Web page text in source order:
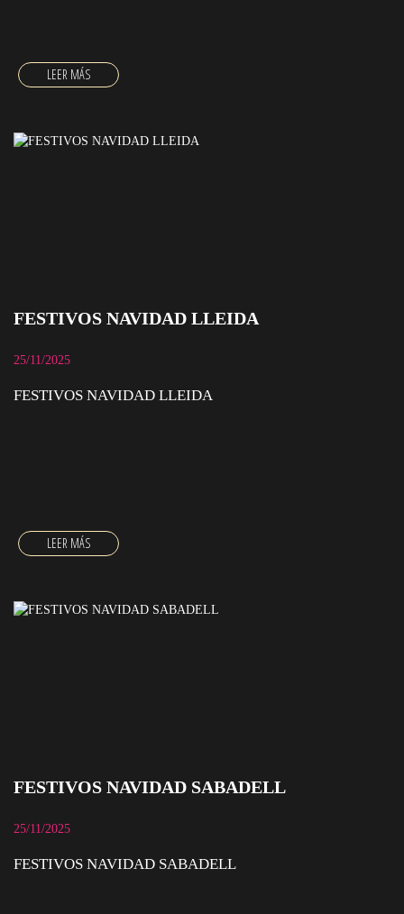
FESTIVOS NAVIDAD LLEIDA
25/11/2025
FESTIVOS NAVIDAD LLEIDA
FESTIVOS NAVIDAD SABADELL
25/11/2025
FESTIVOS NAVIDAD SABADELL